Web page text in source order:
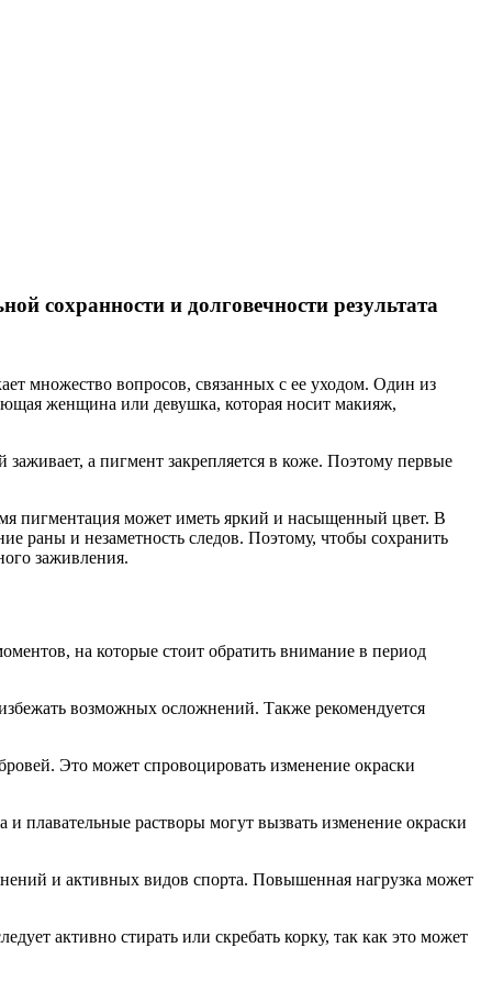
сохранности и долговечности результата
множество вопросов, связанных с ее уходом. Один из
женщина или девушка, которая носит макияж,
а пигмент закрепляется в коже. Поэтому первые
пигментация может иметь яркий и насыщенный цвет. В
раны и незаметность следов. Поэтому, чтобы сохранить
заживления.
на которые стоит обратить внимание в период
возможных осложнений. Также рекомендуется
Это может спровоцировать изменение окраски
плавательные растворы могут вызвать изменение окраски
и активных видов спорта. Повышенная нагрузка может
активно стирать или скребать корку, так как это может